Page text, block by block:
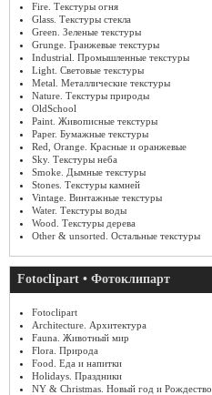
Fire. Текстуры огня
Glass. Текстуры стекла
Green. Зеленые текстуры
Grunge. Гранжевые текстуры
Industrial. Промышленные текстуры
Light. Световые текстуры
Metal. Металлические текстуры
Nature. Текстуры природы
OldSchool
Paint. Живописные текстуры
Paper. Бумажные текстуры
Red, Orange. Красные и оранжевые
Sky. Текстуры неба
Smoke. Дымные текстуры
Stones. Текстуры камней
Vintage. Винтажные текстуры
Water. Текстуры воды
Wood. Текстуры дерева
Other & unsorted. Остальные текстуры
Fotoclipart • Фотоклипарт
Fotoclipart
Architecture. Архитектура
Fauna. Животный мир
Flora. Природа
Food. Еда и напитки
Holidays. Праздники
NY & Christmas. Новый год и Рождество